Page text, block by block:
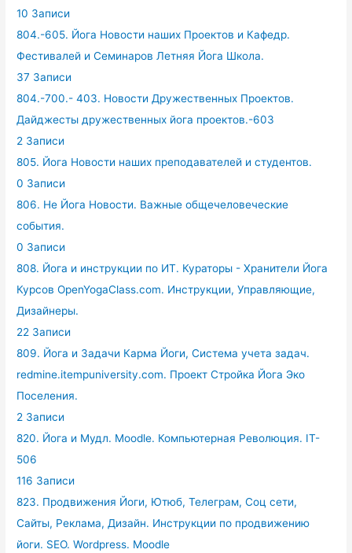
10 Записи
804.-605. Йога Новости наших Проектов и Кафедр.
Фестивалей и Семинаров Летняя Йога Школа.
37 Записи
804.-700.- 403. Новости Дружественных Проектов.
Дайджесты дружественных йога проектов.-603
2 Записи
805. Йога Новости наших преподавателей и студентов.
0 Записи
806. Не Йога Новости. Важные общечеловеческие
события.
0 Записи
808. Йога и инструкции по ИТ. Кураторы - Хранители Йога
Курсов OpenYogaClass.com. Инструкции, Управляющие,
Дизайнеры.
22 Записи
809. Йога и Задачи Карма Йоги, Система учета задач.
redmine.itempuniversity.com. Проект Стройка Йога Эко
Поселения.
2 Записи
820. Йога и Мудл. Moodle. Компьютерная Революция. IT-
506
116 Записи
823. Продвижения Йоги, Ютюб, Телеграм, Соц сети,
Сайты, Реклама, Дизайн. Инструкции по продвижению
йоги. SEO. Wordpress. Moodle